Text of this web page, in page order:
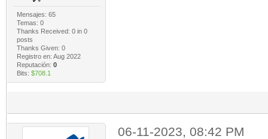
Mensajes: 65
Temas: 0
Thanks Received: 0in 0
posts
Thanks Given: 0
Registro en: Aug 2022
Reputación: 0
Bits: $708.1
06-11-2023, 08:42 PM